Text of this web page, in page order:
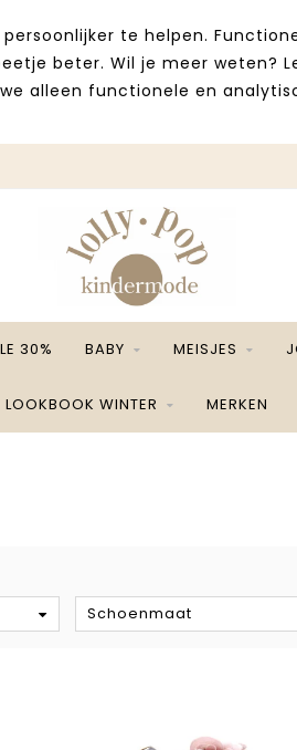
te helpen.
beter. Wil je meer weten?
alleen functionele en
30% BABY MEISJES
LOOKBOOK WINTER MERKEN
Schoenmaat